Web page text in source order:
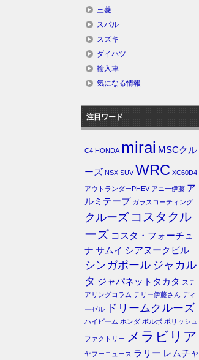
三菱
スバル
スズキ
ダイハツ
輸入車
気になる情報
注目ワード
C4 HONDA mirai MSCクル
ーズ NSX SUV WRC XC60D4
アウトランダーPHEV アニー伊藤 ア
ルミテープ ガラスコーティング
クルーズ コスタクル
ーズ コスタ・フォーチュ
ナ サムイ シアヌークビル
シンガポール ジャカル
タ ジャパネットタカタ ステ
アリングコラム テリー伊藤さん ディ
ーゼル
ドリームクルーズ
ハイビーム ホンダ ボルボ ポリッシュ
ファクトリー メラビリア
ヤフーニュース ラリー レムチャ